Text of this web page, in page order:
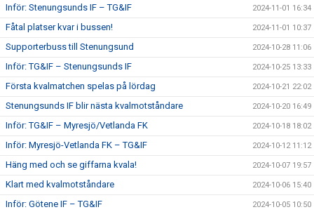
Inför: Stenungsunds IF – TG&IF 2024-11-01 16:34
Fåtal platser kvar i bussen! 2024-11-01 10:37
Supporterbuss till Stenungsund 2024-10-28 11:06
Inför: TG&IF – Stenungsunds IF 2024-10-25 13:33
Första kvalmatchen spelas på lördag 2024-10-21 22:02
Stenungsunds IF blir nästa kvalmotståndare 2024-10-20 16:49
Inför: TG&IF – Myresjö/Vetlanda FK 2024-10-18 18:02
Inför: Myresjö-Vetlanda FK – TG&IF 2024-10-12 11:12
Häng med och se giffarna kvala! 2024-10-07 19:57
Klart med kvalmotståndare 2024-10-06 15:40
Inför: Götene IF – TG&IF 2024-10-05 10:50